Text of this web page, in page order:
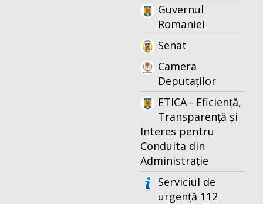
Guvernul
Romaniei
Senat
Camera
Deputaților
ETICA - Eficiență,
Transparență și
Interes pentru
Conduita din
Administrație
Serviciul de
urgență 112